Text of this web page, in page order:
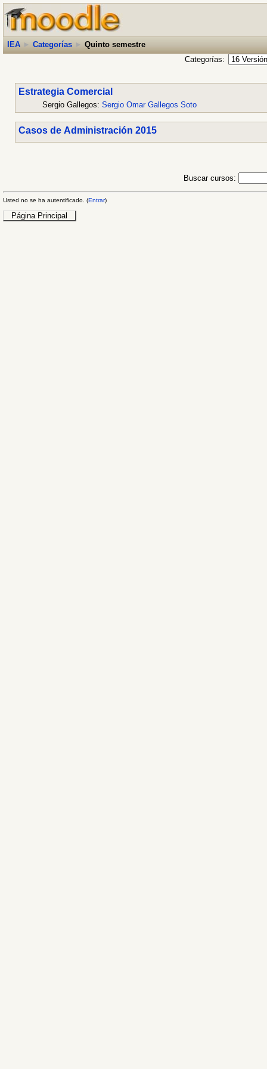
IEA ► Categorías ► Quinto semestre
Categorías:
Estrategia Comercial
Sergio Gallegos: Sergio Omar Gallegos Soto
Casos de Administración 2015
Buscar cursos:
Usted no se ha autentificado. (Entrar)
Página Principal